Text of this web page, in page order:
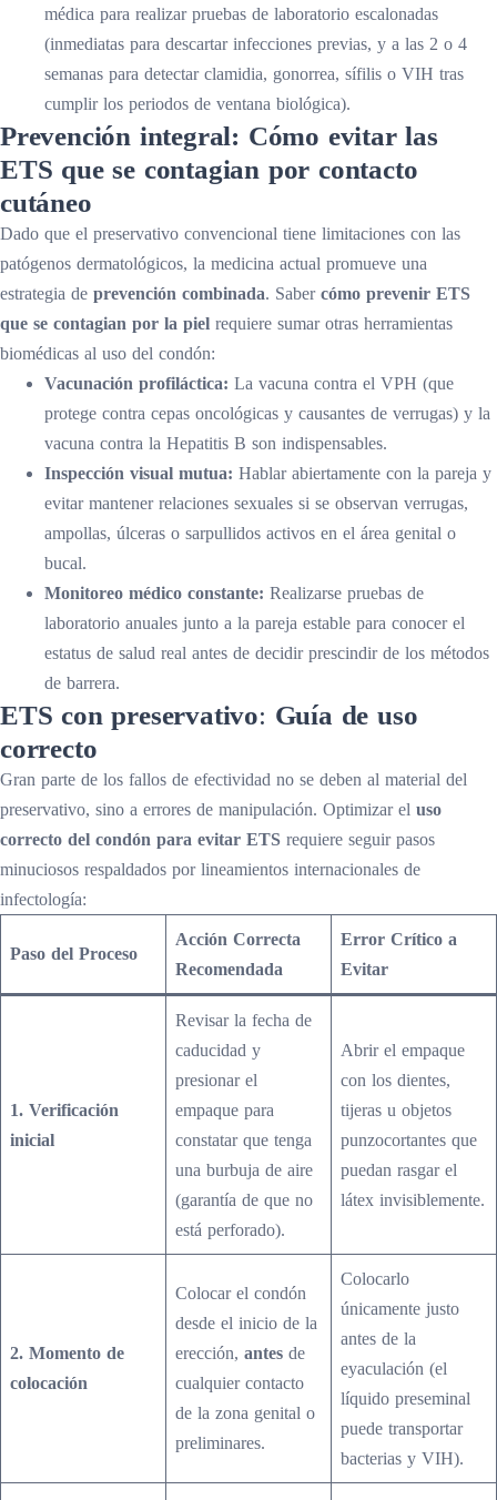
médica para realizar pruebas de laboratorio escalonadas
(inmediatas para descartar infecciones previas, y a las 2 o 4
semanas para detectar clamidia, gonorrea, sífilis o VIH tras
cumplir los periodos de ventana biológica).
Prevención integral: Cómo evitar las
ETS que se contagian por contacto
cutáneo
Dado que el preservativo convencional tiene limitaciones con las
patógenos dermatológicos, la medicina actual promueve una
estrategia de prevención combinada. Saber cómo prevenir ETS
que se contagian por la piel requiere sumar otras herramientas
biomédicas al uso del condón:
Vacunación profiláctica: La vacuna contra el VPH (que
protege contra cepas oncológicas y causantes de verrugas) y la
vacuna contra la Hepatitis B son indispensables.
Inspección visual mutua: Hablar abiertamente con la pareja y
evitar mantener relaciones sexuales si se observan verrugas,
ampollas, úlceras o sarpullidos activos en el área genital o
bucal.
Monitoreo médico constante: Realizarse pruebas de
laboratorio anuales junto a la pareja estable para conocer el
estatus de salud real antes de decidir prescindir de los métodos
de barrera.
ETS con preservativo: Guía de uso
correcto
Gran parte de los fallos de efectividad no se deben al material del
preservativo, sino a errores de manipulación. Optimizar el uso
correcto del condón para evitar ETS requiere seguir pasos
minuciosos respaldados por lineamientos internacionales de
infectología:
Paso del Proceso
Acción Correcta
Recomendada
Error Crítico a
Evitar
1. Verificación
inicial
Revisar la fecha de
caducidad y
presionar el
empaque para
constatar que tenga
una burbuja de aire
(garantía de que no
está perforado).
Abrir el empaque
con los dientes,
tijeras u objetos
punzocortantes que
puedan rasgar el
látex invisiblemente.
2. Momento de
colocación
Colocar el condón
desde el inicio de la
erección, antes de
cualquier contacto
de la zona genital o
preliminares.
Colocarlo
únicamente justo
antes de la
eyaculación (el
líquido preseminal
puede transportar
bacterias y VIH).